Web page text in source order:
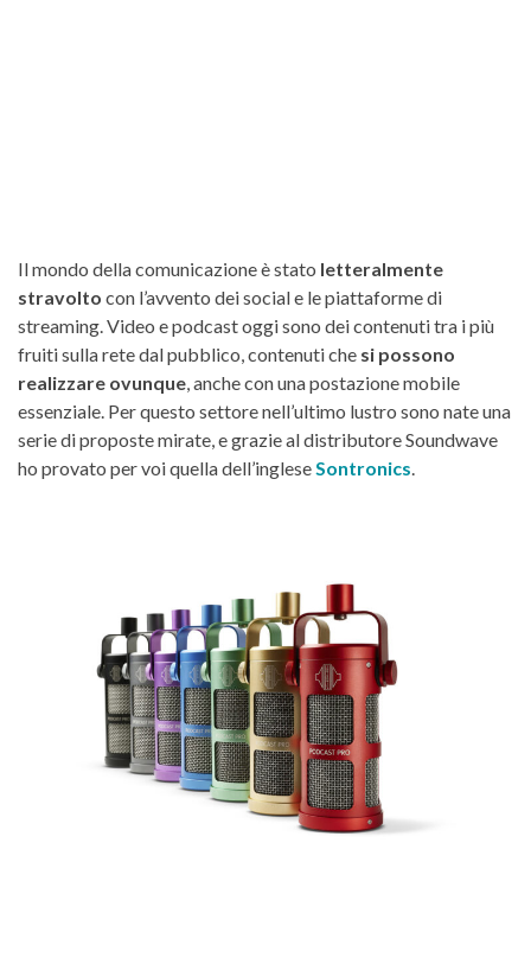
Il mondo della comunicazione è stato letteralmente
stravolto con l’avvento dei social e le piattaforme di
streaming. Video e podcast oggi sono dei contenuti tra i più
fruiti sulla rete dal pubblico, contenuti che si possono
realizzare ovunque , anche con una postazione mobile
essenziale. Per questo settore nell’ultimo lustro sono nate una
serie di proposte mirate, e grazie al distributore Soundwave
ho provato per voi quella dell’inglese Sontronics